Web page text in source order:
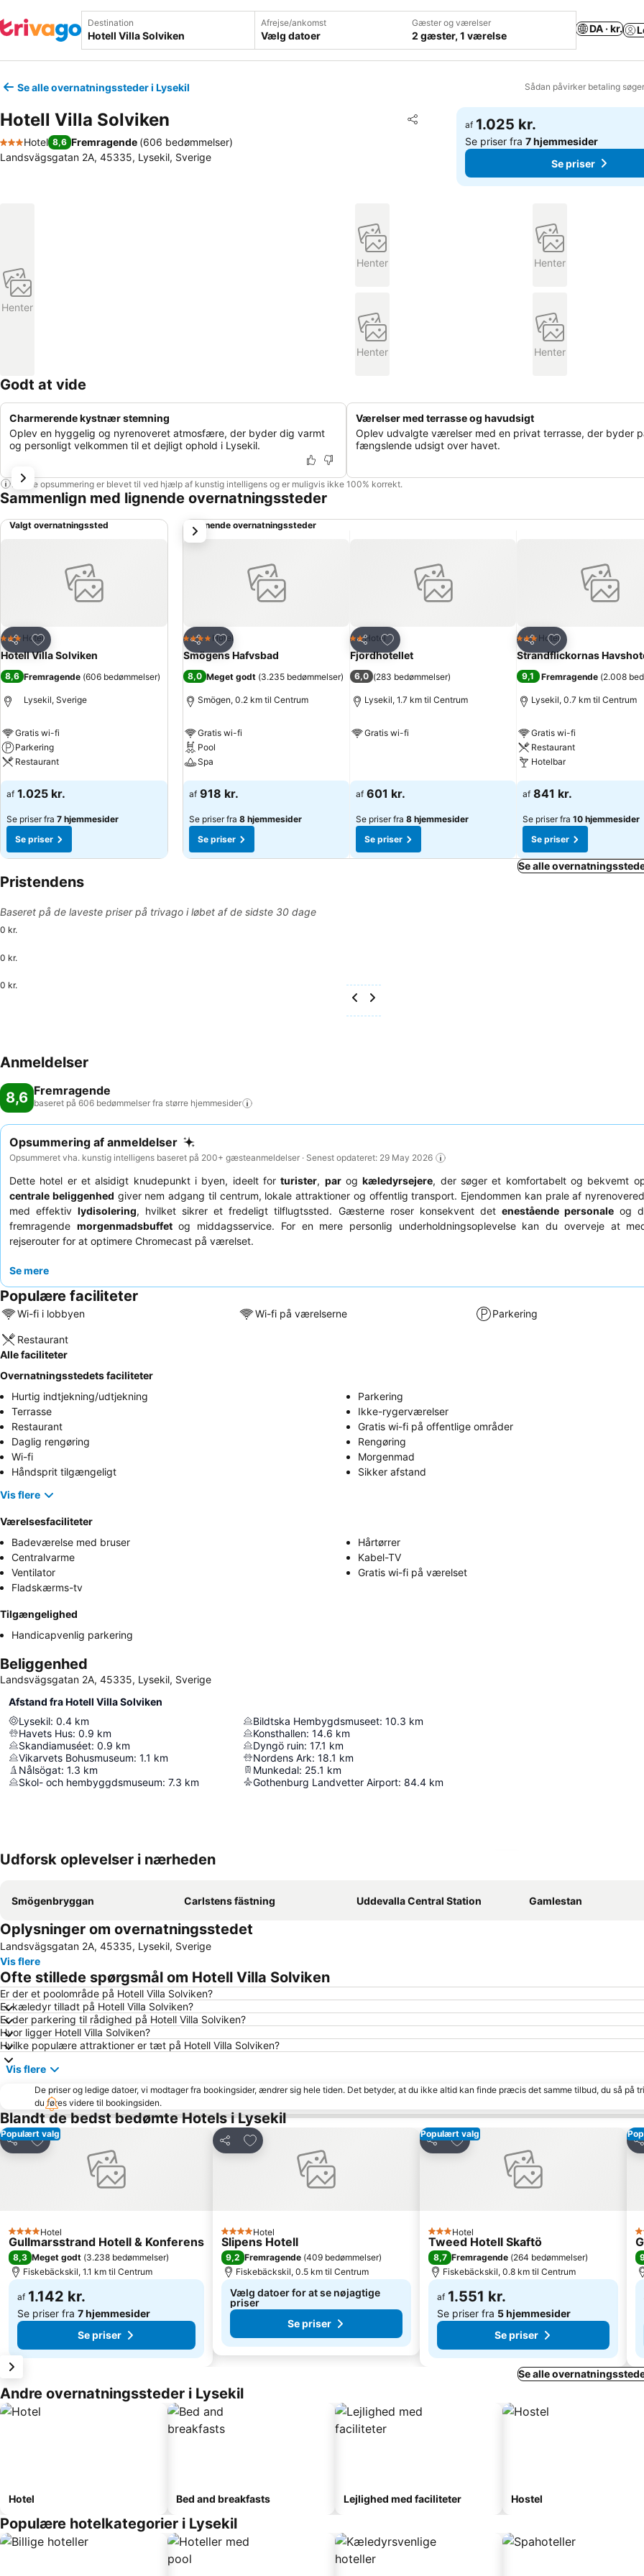
Destination Afrejse/ankomst
Vælg datoer
Gæster og værelser
2 gæster, 1 værelse
DA · kr.
Se alle overnatningssteder i Lysekil Sådan påvirker betaling
Hotell Villa Solviken Del
Føj til favoritter
3 Stjerner
Hotel 8,6 Fremragende (606 bedømmelser)
Landsvägsgatan 2A, 45335, Lysekil, Sverige
af 1.025 kr.
Se priser fra7 hjemmesider
Se priser
Henter
Henter Henter
Henter Henter
Godt at vide
Charmerende kystnær stemning
Oplev en hyggelig og nyrenoveret atmosfære, der byder dig varmt
og personligt velkommen til et dejligt ophold i Lysekil.
Værelser med terrasse og havudsigt
Oplev udvalgte værelser med en privat terrasse, der byder
fængslende udsigt over havet.
Denne opsummering er blevet til ved hjælp af kunstig intelligens og er muligvis ikke 100% korrekt.
Sammenlign med lignende overnatningssteder
Valgt overnatningssted
Del
Føj til favoritter
3 Stjerner
Hotel
Hotell Villa Solviken
8,6 Fremragende (606 bedømmelser)
Lysekil, Sverige
Gratis wi-fi
Parkering
Restaurant
Se priser
af 1.025 kr.
Se priser fra 7 hjemmesider
Se priser
Lignende overnatningssteder
Del
Føj til favoritter
4 StjernerHotel
Smögens Hafvsbad
8,0 Meget godt (3.235 bedømmelser)
Smögen, 0.2 km til Centrum
Gratis wi-fi
Pool
Spa
Se priser
af 918 kr.
Se priser fra 8 hjemmesider
Se priser
Del
Føj til favoritter
2 Stjerner
Hotel
Fjordhotellet
6,0 (283 bedømmelser)
Lysekil, 1.7 km til Centrum
Gratis wi-fi
af 601 kr.
Se priser fra 8 hjemmesider
Se priser
Del
Føj til favoritter
3 Stjerner
Hotel
Strandflickornas
9,1 Fremragende (2.008
Lysekil, 0.7 km til Centrum
Gratis wi-fi
Restaurant
Hotelbar
Se priser
af 841 kr.
Se priser fra 10 hjemmesider
Se priser
næste
Se alle
Pristendens
Baseret på de laveste priser på trivago i løbet af de sidste 30 dage
0 kr.
0 kr.
0 kr.
Anmeldelser
8,6 Fremragende
baseret på 606 bedømmelser fra større hjemmesider
Opsummering af anmeldelser
Opsummeret vha. kunstig intelligens baseret på 200+ gæsteanmeldelser · Senest opdateret: 29 May 2026
Dette hotel er et alsidigt knudepunkt i byen, ideelt forturister, parogkæledyrsejere, der søger et komfortabelt og bekvemt
centrale beliggenhed giver nem adgang til centrum, lokale attraktioner og offentlig transport. Ejendommen kan prale af
med effektivlydisolering, hvilket sikrer et fredeligt tilflugtssted. Gæsterne roser konsekvent det enestående personaleog
fremragende morgenmadsbuffetog middagsservice. For en mere personlig underholdningsoplevelse kan du overveje at
rejserouter for at optimere Chromecast på værelset.
Se mere
Populære faciliteter
Wi-fi i lobbyen Wi-fi på værelserne Parkering
Restaurant
Alle faciliteter
Overnatningsstedets faciliteter
Hurtig indtjekning/udtjekning
Parkering
Terrasse
Ikke-rygerværelser
Restaurant
Gratis wi-fi på offentlige områder
Daglig rengøring
Rengøring
Wi-fi
Morgenmad
Håndsprit tilgængeligt
Sikker afstand
Vis flere
Værelsesfaciliteter
Badeværelse med bruser
Hårtørrer
Centralvarme
Kabel-TV
Ventilator
Gratis wi-fi på værelset
Fladskærms-tv
Tilgængelighed
Handicapvenlig parkering
Beliggenhed
Landsvägsgatan 2A, 45335, Lysekil, Sverige
Afstand fra Hotell Villa Solviken
Lysekil: 0.4 km
Havets Hus: 0.9 km
Skandiamuséet: 0.9 km
Vikarvets Bohusmuseum: 1.1 km
Nålsögat: 1.3 km
Skol- och hembyggdsmuseum: 7.3 km
Bildtska Hembygdsmuseet: 10.3 km
Konsthallen: 14.6 km
Dyngö ruin: 17.1 km
Nordens Ark: 18.1 km
Munkedal: 25.1 km
Gothenburg Landvetter Airport: 84.4 km
Udforsk oplevelser i nærheden
Smögenbryggan Carlstens fästning Uddevalla Central Station Gamlestan
Oplysninger om overnatningsstedet
Landsvägsgatan 2A, 45335, Lysekil, Sverige
Vis flere
Ofte stillede spørgsmål om Hotell Villa Solviken
Er der et poolområde på Hotell Villa Solviken?
Er kæledyr tilladt på Hotell Villa Solviken?
Er der parkering til rådighed på Hotell Villa Solviken?
Hvor ligger Hotell Villa Solviken?
Hvilke populære attraktioner er tæt på Hotell Villa Solviken?
Vis flere
De priser og ledige datoer, vi modtager fra bookingsider, ændrer sig hele tiden. Det betyder, at du ikke altid kan finde præcis det samme tilbud, du så på
du føres videre til bookingsiden.
Blandt de bedst bedømte Hotels i Lysekil
Populært valg
Del
Føj til favoritter
4 Stjerner
Hotel
Gullmarsstrand Hotell & Konferens
8,3 Meget godt (3.238 bedømmelser)
Fiskebäckskil, 1.1 km til Centrum
af 1.142 kr.
Se priser fra 7 hjemmesider
Se priser
Del
Føj til favoritter
4 Stjerner
Hotel
Slipens Hotell
9,2 Fremragende (409 bedømmelser)
Fiskebäckskil, 0.5 km til Centrum
Vælg datoer for at se nøjagtige
priser
Se priser
Populært valg
Del
Føj til favoritter
3 Stjerner
Hotel
Tweed Hotell Skaftö
8,7 Fremragende (264 bedømmelser)
Fiskebäckskil, 0.8 km til Centrum
af 1.551 kr.
Se priser fra 5 hjemmesider
Se priser
Del
3
Se alle
Andre overnatningssteder i Lysekil
Hotel Bed and breakfasts Lejlighed med faciliteter Hostel
Populære hotelkategorier i Lysekil